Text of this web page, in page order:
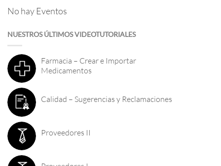
No hay Eventos
NUESTROS ÚLTIMOS VIDEOTUTORIALES
Farmacia – Crear e Importar
Medicamentos
Calidad – Sugerencias y Reclamaciones
Proveedores II